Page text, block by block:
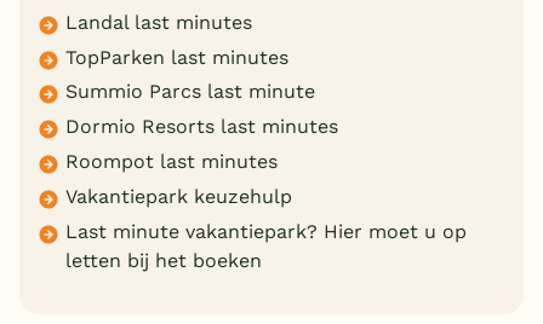
Landal last minutes
TopParken last minutes
Summio Parcs last minute
Dormio Resorts last minutes
Roompot last minutes
Vakantiepark keuzehulp
Last minute vakantiepark? Hier moet u op
letten bij het boeken